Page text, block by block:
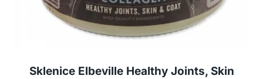
Sklenice Elbeville Healthy Joints, Skin